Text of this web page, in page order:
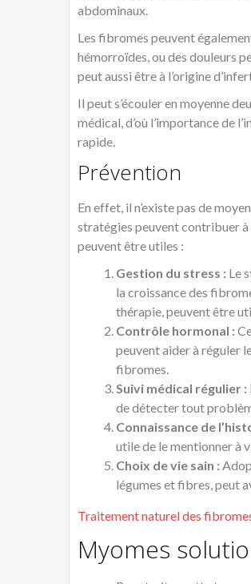
abdominaux.
Les fibromes peuvent
hémorroïdes, ou des douleurs
peut aussi être à l’origine
Il peut s’écouler en moyenne
médical, d’où l’importance de
rapide.
Prévention
En effet, il n’existe pas de
stratégies peuvent contribuer à
peuvent être utiles :
Gestion du stress : Le
la croissance des
thérapie, peuvent être
Contrôle hormonal :
peuvent aider à réguler
fibromes.
Suivi médical régulier :
de détecter tout
Connaissance de
utile de le mentionner à
Choix de vie sain :
légumes et fibres, peut
Traitement naturel des
Myomes